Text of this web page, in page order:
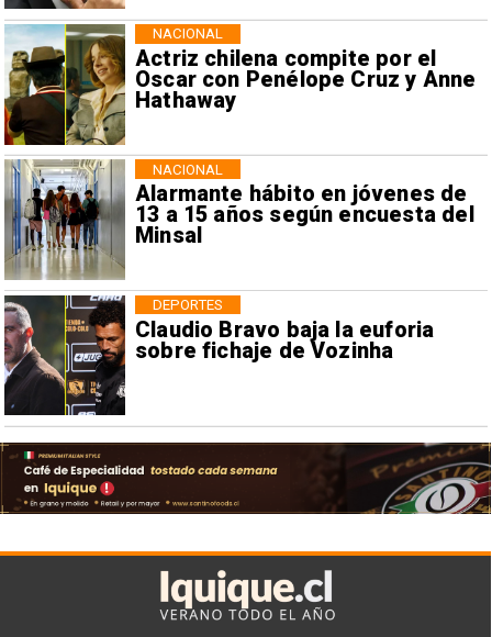
Actriz chilena compite por el
Oscar con Penélope Cruz y Anne
Hathaway
NACIONAL
Alarmante hábito en jóvenes de
13 a 15 años según encuesta del
Minsal
NACIONAL
Claudio Bravo baja la euforia
sobre fichaje de Vozinha
DEPORTES